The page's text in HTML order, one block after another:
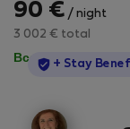
90 € / night
3 002 € total
Все + Stay